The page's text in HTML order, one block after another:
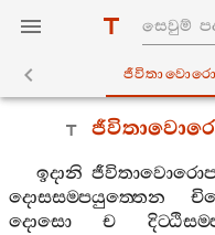
ඉදානි
දොසසම‍්පයුත‍්තෙන
දොසො
ච